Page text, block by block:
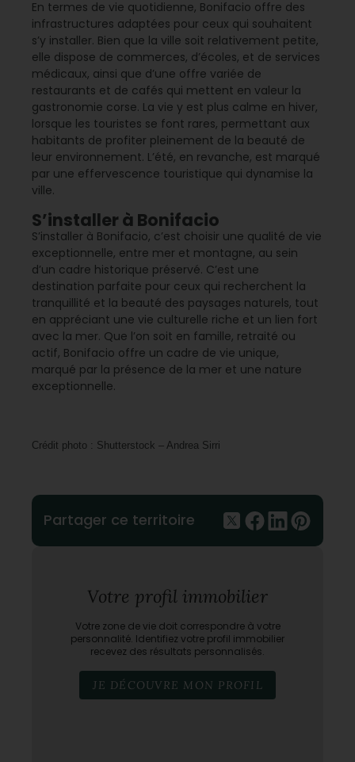
En termes de vie quotidienne, Bonifacio offre des
infrastructures adaptées pour ceux qui souhaitent
s’y installer. Bien que la ville soit relativement petite,
elle dispose de commerces, d’écoles, et de services
médicaux, ainsi que d’une offre variée de
restaurants et de cafés qui mettent en valeur la
gastronomie corse. La vie y est plus calme en hiver,
lorsque les touristes se font rares, permettant aux
habitants de profiter pleinement de la beauté de
leur environnement. L’été, en revanche, est marqué
par une effervescence touristique qui dynamise la
ville.
S’installer à Bonifacio
S’installer à Bonifacio, c’est choisir une qualité de vie
exceptionnelle, entre mer et montagne, au sein
d’un cadre historique préservé. C’est une
destination parfaite pour ceux qui recherchent la
tranquillité et la beauté des paysages naturels, tout
en appréciant une vie culturelle riche et un lien fort
avec la mer. Que l’on soit en famille, retraité ou
actif, Bonifacio offre un cadre de vie unique,
marqué par la présence de la mer et une nature
exceptionnelle.
Crédit photo : Shutterstock – Andrea Sirri
Votre profil immobilier
Votre zone de vie doit correspondre à votre
personnalité. Identifiez votre profil immobilier
recevez des résultats personnalisés.
JE DÉCOUVRE MON PROFIL
Partager ce territoire